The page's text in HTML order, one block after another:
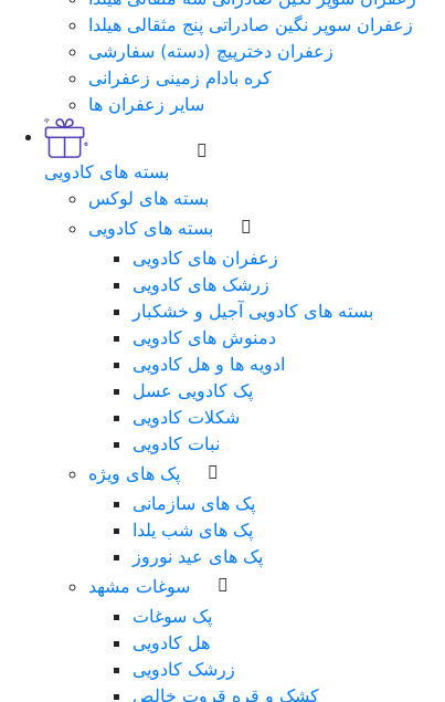
زعفران سوپر نگین صادراتی پنج مثقالی هیلدا
زعفران دخترپیچ (دسته) سفارشی
کره بادام زمینی زعفرانی
سایر زعفران ها
بسته های کادویی
بسته های لوکس
بسته های کادویی
زعفران های کادویی
زرشک های کادویی
بسته های کادویی آجیل و خشکبار
دمنوش های کادویی
ادویه ها و هل کادویی
پک کادویی عسل
شکلات کادویی
نبات کادویی
پک های ویژه
پک های سازمانی
پک های شب یلدا
پک های عید نوروز
سوغات مشهد
پک سوغات
هل کادویی
زرشک کادویی
کشک و قره قروت خالص